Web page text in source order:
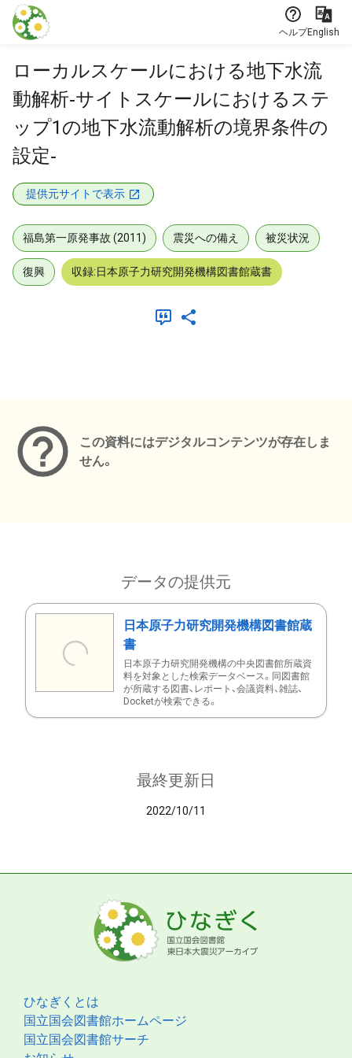
本文に飛ぶ
ヘルプEnglish
ローカルスケールにおける地下水流
動解析‐サイトスケールにおけるステ
ップ1の地下水流動解析の境界条件の
設定‐
提供元サイトで表示
福島第一原発事故 (2011) 震災への備え 被災状況
復興 収録:日本原子力研究開発機構図書館蔵書
この資料にはデジタルコンテンツが存在しま
せん。
データの提供元
日本原子力研究開発機構図書館蔵
書
日本原子力研究開発機構の中央図書館所蔵資
料を対象とした検索データベース。同図書館
が所蔵する図書、レポート、会議資料、雑誌、
Docketが検索できる。
最終更新日
2022/10/11
ひなぎくとは
国立国会図書館ホームページ
国立国会図書館サーチ